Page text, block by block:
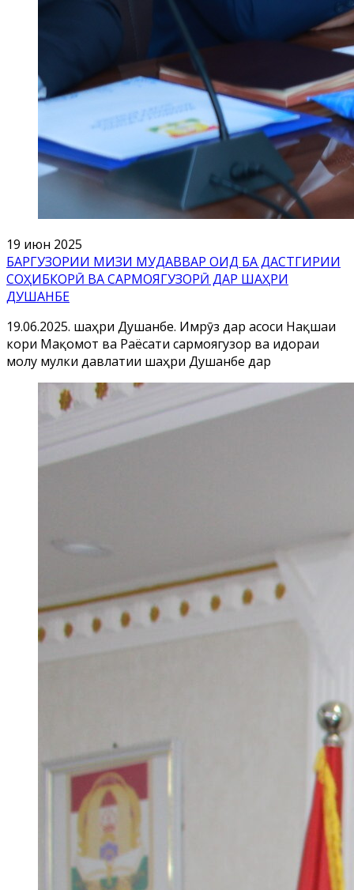
19 июн 2025
БАРГУЗОРИИ МИЗИ МУДАВВАР ОИД БА ДАСТГИРИИ
СОҲИБКОРӢ ВА САРМОЯГУЗОРӢ ДАР ШАҲРИ
ДУШАНБЕ
19.06.2025. шаҳри Душанбе. Имрӯз дар асоси Нақшаи
кори Мақомот ва Раёсати сармоягузорӣ ва идораи
молу мулки давлатии шаҳри Душанбе дар